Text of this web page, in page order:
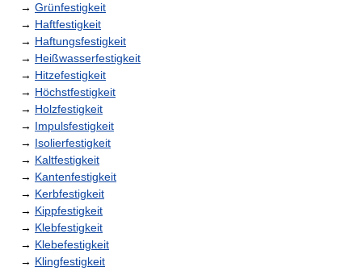
→ Grünfestigkeit
→ Haftfestigkeit
→ Haftungsfestigkeit
→ Heißwasserfestigkeit
→ Hitzefestigkeit
→ Höchstfestigkeit
→ Holzfestigkeit
→ Impulsfestigkeit
→ Isolierfestigkeit
→ Kaltfestigkeit
→ Kantenfestigkeit
→ Kerbfestigkeit
→ Kippfestigkeit
→ Klebfestigkeit
→ Klebefestigkeit
→ Klingfestigkeit